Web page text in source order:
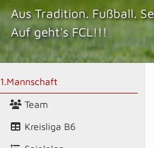
Aus Tradition. Fußball.
Auf geht's FCL!!!
1.Mannschaft
Team
Kreisliga B6